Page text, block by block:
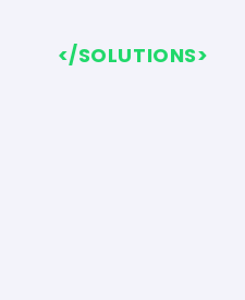
</SOLUTIONS>